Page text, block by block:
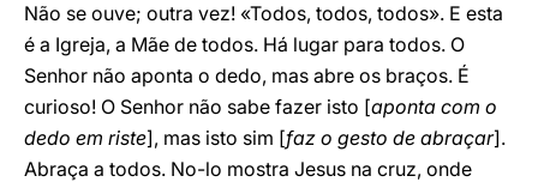
Não se ouve; outra vez! «Todos, todos, todos». E esta
é a Igreja, a Mãe de todos. Há lugar para todos. O
Senhor não aponta o dedo, mas abre os braços. É
curioso! O Senhor não sabe fazer isto [aponta com o
dedo em riste], mas isto sim [faz o gesto de abraçar].
Abraça a todos. No-lo mostra Jesus na cruz, onde